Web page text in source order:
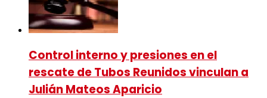
Control interno y presiones en el
rescate de Tubos Reunidos vinculan a
Julián Mateos Aparicio